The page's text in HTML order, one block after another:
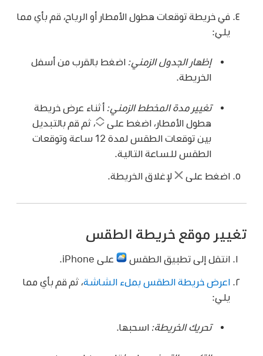
في خريطة توقعات هطول الأمطار أو الرياح، قم بأي مما
يلي:
إظهار الجدول الزمني: اضغط بالقرب من أسفل
الخريطة.
تغيير مدة المخطط الزمني: أثناء عرض خريطة
هطول الأمطار، اضغط على
،ثم قم بالتبديل
بين توقعات الطقس لمدة 12 ساعة وتوقعات
الطقس للساعة التالية.
اضغط على لإغلاق الخريطة.
تغيير موقع خريطة الطقس
انتقل إلى تطبيق الطقس على iPhone.
اعرض خريطة الطقس بملء الشاشة، ثم قم بأي مما
يلي:
تحريك الخريطة: اسحبها.